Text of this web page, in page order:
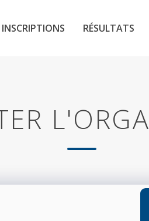
INSCRIPTIONS RÉSULTATS